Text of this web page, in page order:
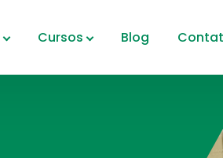
Cursos Blog